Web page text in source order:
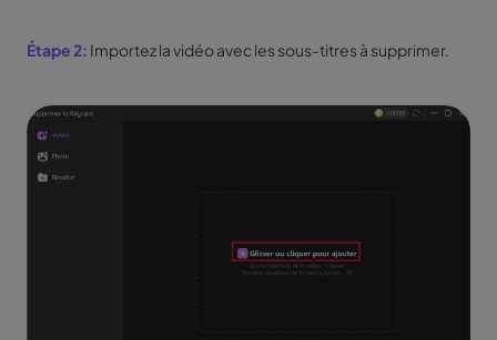
Étape 2: Importez la vidéo avec les sous-titres à supprimer.